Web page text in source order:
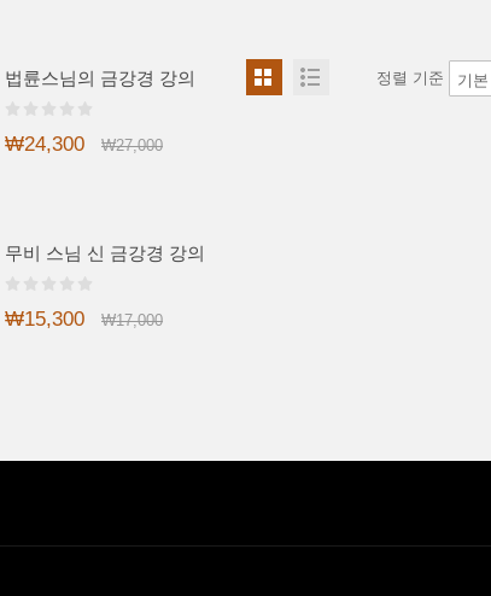
정렬 기준
법륜스님의 금강경 강의
₩24,300 ₩27,000
무비 스님 신 금강경 강의
₩15,300 ₩17,000